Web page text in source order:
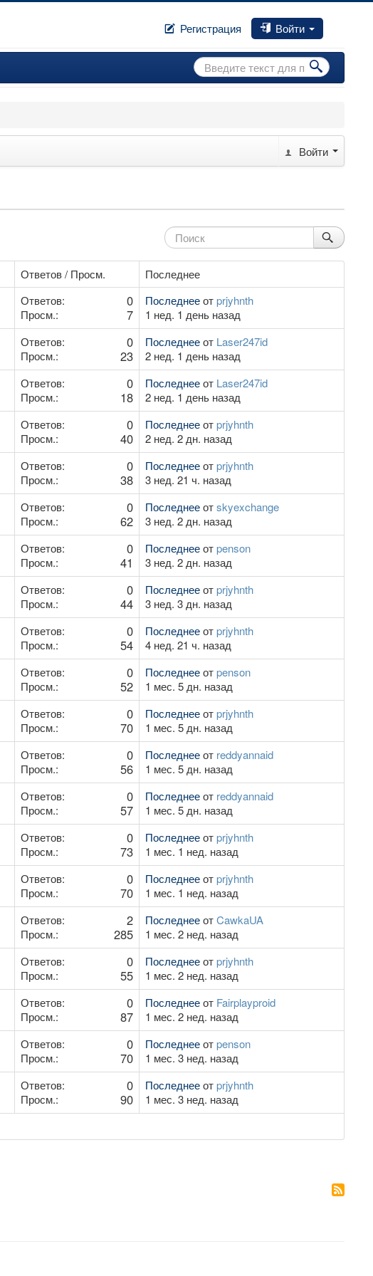
Регистрация Войти
Искать...
Войти
Ответов / Просм. Последнее
Ответов: 0
Просм.: 7
Последнееотprjyhnth
1 нед. 1 день назад
Ответов: 0
Просм.: 23
Последнееот Laser247id
2 нед. 1 день назад
Ответов: 0
Просм.: 18
Последнееот Laser247id
2 нед. 1 день назад
Ответов: 0
Просм.: 40
Последнееотprjyhnth
2 нед. 2 дн. назад
Ответов: 0
Просм.: 38
Последнееотprjyhnth
3 нед. 21 ч. назад
Ответов: 0
Просм.: 62
Последнееотskyexchange
3 нед. 2 дн. назад
Ответов: 0
Просм.: 41
Последнееотpenson
3 нед. 2 дн. назад
Ответов: 0
Просм.: 44
Последнееотprjyhnth
3 нед. 3 дн. назад
Ответов: 0
Просм.: 54
Последнееотprjyhnth
4 нед. 21 ч. назад
Ответов: 0
Просм.: 52
Последнееотpenson
1 мес. 5 дн. назад
Ответов: 0
Просм.: 70
Последнееотprjyhnth
1 мес. 5 дн. назад
Ответов: 0
Просм.: 56
Последнееот reddyannaid
1 мес. 5 дн. назад
Ответов: 0
Просм.: 57
Последнееот reddyannaid
1 мес. 5 дн. назад
Ответов: 0
Просм.: 73
Последнееотprjyhnth
1 мес. 1 нед. назад
Ответов: 0
Просм.: 70
Последнееотprjyhnth
1 мес. 1 нед. назад
Ответов: 2
Просм.: 285
ПоследнееотCawkaUA
1 мес. 2 нед. назад
Ответов: 0
Просм.: 55
Последнееотprjyhnth
1 мес. 2 нед. назад
Ответов: 0
Просм.: 87
Последнееот Fairplayproid
1 мес. 2 нед. назад
Ответов: 0
Просм.: 70
Последнееотpenson
1 мес. 3 нед. назад
Ответов: 0
Просм.: 90
Последнееотprjyhnth
1 мес. 3 нед. назад